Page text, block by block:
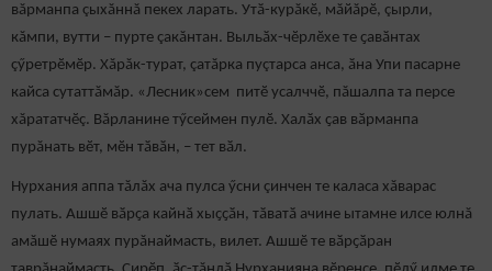
вăрманпа çыхăннă пекех ларать. Утӑ-курăкӗ, мăйăрӗ, çырли,
кăмпи, вутти – пурте çакăнтан. Выльӑх-чӗрлӗхе те ҫавӑнтах
çӳретрӗмӗр. Хăрăк-турат, çатăрка пуçтарса анса, ӑна Упи пасарне
кайса сутаттăмăр. «Лесник»сем питӗ усалччӗ, пăшалпа та персе
хăрататчӗç. Вăрланине тӳсеймен пулӗ. Халӑх ҫав вӑрманпа
пурăнать вӗт, мӗн тӑвӑн, – тет вӑл.
Нурхания аппа тăлăх ача пулса ӳсни çинчен те каласа хăварас
пулать. Ашшӗ вӑрҫа кайнӑ хыҫҫӑн, тӑватӑ ачине ытамне илсе юлнă
амăшӗ нумаях пурăнаймасть, вилет. Ашшӗ те вӑрҫӑран